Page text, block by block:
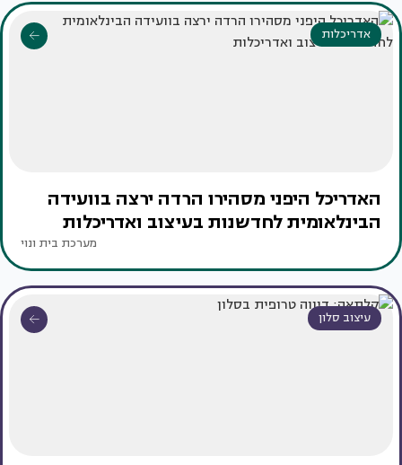
אדריכלות
האדריכל היפני מסהירו הרדה ירצה בוועידה
הבינלאומית לחדשנות בעיצוב ואדריכלות
מערכת בית ונוי
עיצוב סלון